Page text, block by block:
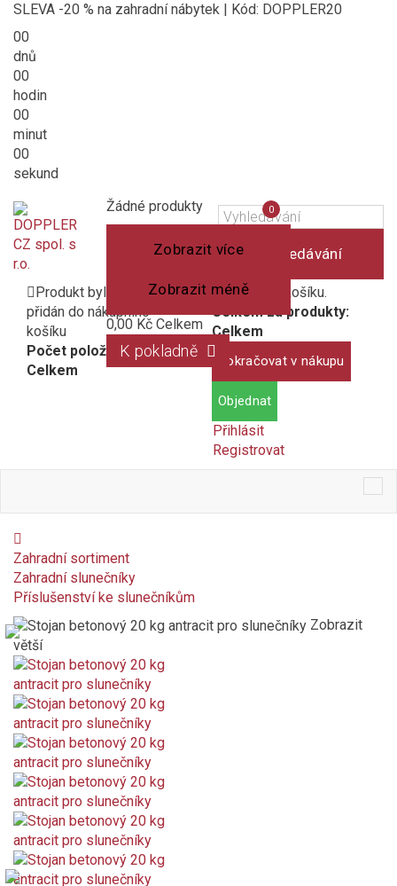
SLEVA -20 % na zahradní nábytek | Kód: DOPPLER20
00
dnů
00
hodin
00
minut
00
sekund
Vyhledávání
Košík
(prázdný)
Žádné produkty
Zobrazit více
Zobrazit méně
0,00 Kč Celkem
K pokladně
Produkt byl úspěšně
přidán do nákupního
košíku
Počet položek:
Celkem
1 produkt v košíku.
Celkem za produkty:
Celkem
Pokračovat v nákupu
Objednat
Přihlásit
Registrovat
Porovnání
produktů
0
Zahradní sortiment
Zahradní slunečníky
Příslušenství ke slunečníkům
Zobrazit
větší